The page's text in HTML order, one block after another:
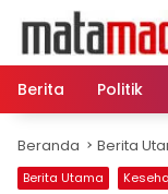
konten
Berita
Politik
Beranda Berita
Berita Utama